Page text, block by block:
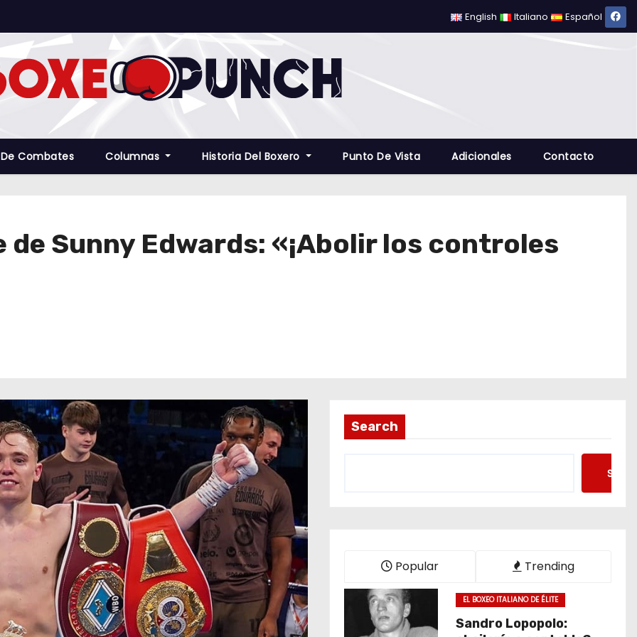
English Italiano Español
Combates Columnas Historia Del Boxero Punto De Vista Adicionales Contacto
Sunny Edwards: «¡Abolir los controles
Search
Popular Trending
EL BOXEO ITALIANO DE ÉLITE
Sandro Lopopolo: